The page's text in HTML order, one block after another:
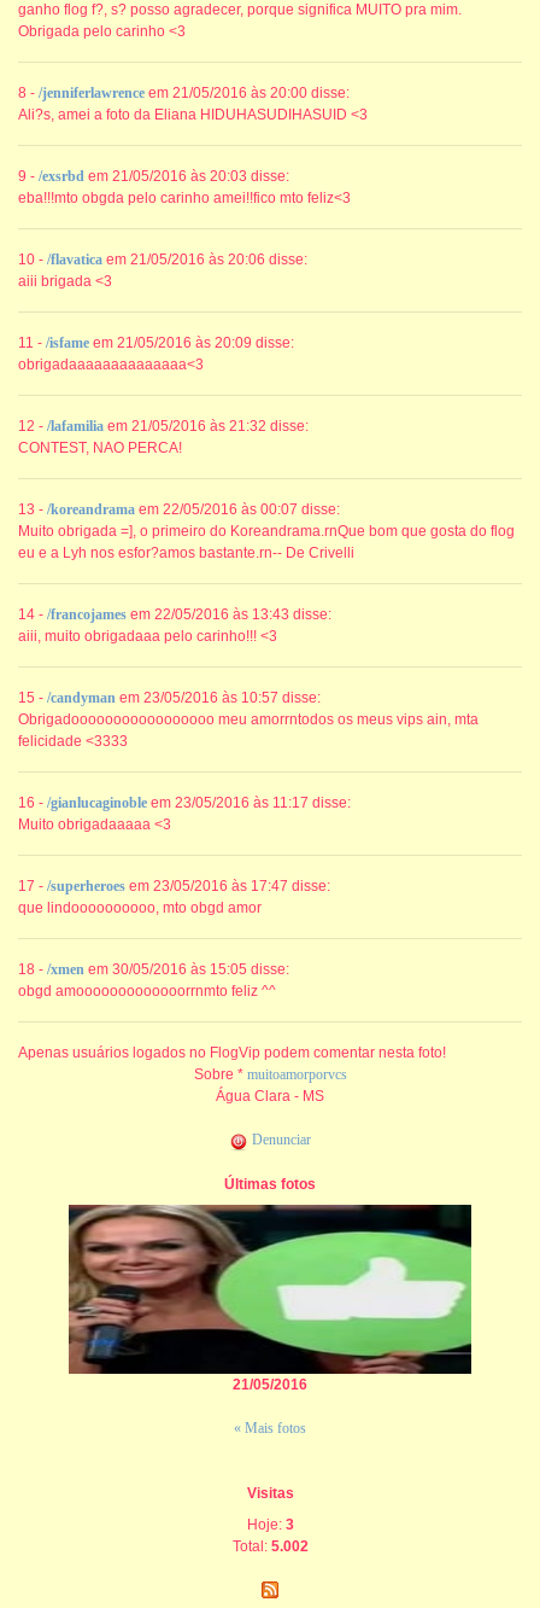
ganho flog f?, s? posso agradecer, porque significa MUITO pra mim.
Obrigada pelo carinho <3
8 - /jenniferlawrence em 21/05/2016 às 20:00 disse:
Ali?s, amei a foto da Eliana HIDUHASUDIHASUID <3
9 - /exsrbd em 21/05/2016 às 20:03 disse:
eba!!!mto obgda pelo carinho amei!!fico mto feliz<3
10 - /flavatica em 21/05/2016 às 20:06 disse:
aiii brigada <3
11 - /isfame em 21/05/2016 às 20:09 disse:
obrigadaaaaaaaaaaaaaa<3
12 - /lafamilia em 21/05/2016 às 21:32 disse:
CONTEST, NAO PERCA!
13 - /koreandrama em 22/05/2016 às 00:07 disse:
Muito obrigada =], o primeiro do Koreandrama.rnQue bom que gosta do flog
eu e a Lyh nos esfor?amos bastante.rn-- De Crivelli
14 - /francojames em 22/05/2016 às 13:43 disse:
aiii, muito obrigadaaa pelo carinho!!! <3
15 - /candyman em 23/05/2016 às 10:57 disse:
Obrigadooooooooooooooooo meu amorrntodos os meus vips ain, mta
felicidade <3333
16 - /gianlucaginoble em 23/05/2016 às 11:17 disse:
Muito obrigadaaaaa <3
17 - /superheroes em 23/05/2016 às 17:47 disse:
que lindoooooooooo, mto obgd amor
18 - /xmen em 30/05/2016 às 15:05 disse:
obgd amooooooooooooorrnmto feliz ^^
Apenas usuários logados no FlogVip podem comentar nesta foto!
Sobre * muitoamorporvcs
Água Clara - MS
Denunciar
Últimas fotos
21/05/2016
« Mais fotos
Visitas
Hoje: 3
Total: 5.002